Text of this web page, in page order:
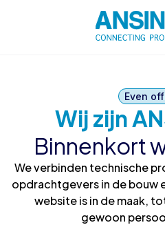
Even
Wij zijn
Binnenkort
We verbinden technische
opdrachtgevers in de bouw
website is in de maak,
gewoon